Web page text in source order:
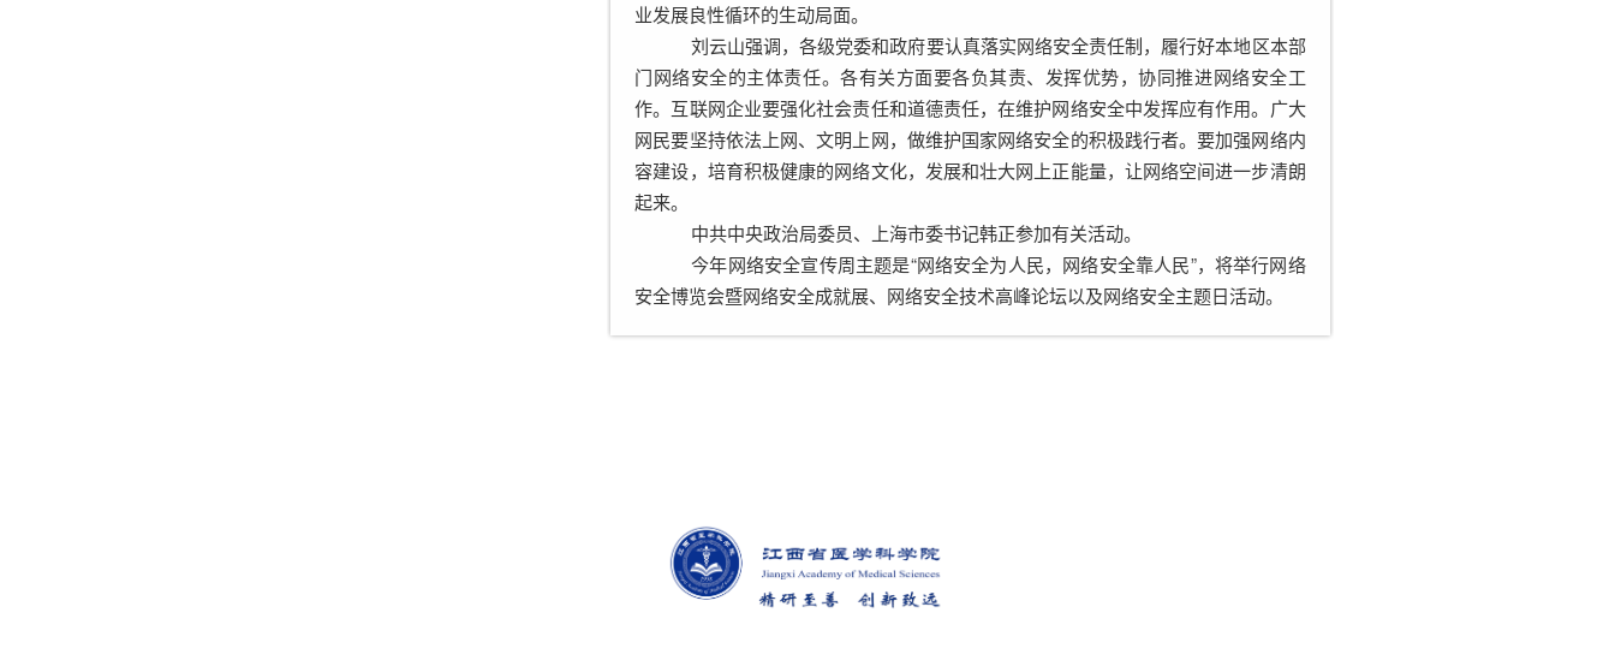
业发展良性循环的生动局面。
刘云山强调，各级党委和政府要认真落实网络安全责任制，履行好本地区本部
门网络安全的主体责任。各有关方面要各负其责、发挥优势，协同推进网络安全工
作。互联网企业要强化社会责任和道德责任，在维护网络安全中发挥应有作用。广大
网民要坚持依法上网、文明上网，做维护国家网络安全的积极践行者。要加强网络内
容建设，培育积极健康的网络文化，发展和壮大网上正能量，让网络空间进一步清朗
起来。
中共中央政治局委员、上海市委书记韩正参加有关活动。
今年网络安全宣传周主题是“网络安全为人民，网络安全靠人民”，将举行网络
安全博览会暨网络安全成就展、网络安全技术高峰论坛以及网络安全主题日活动。